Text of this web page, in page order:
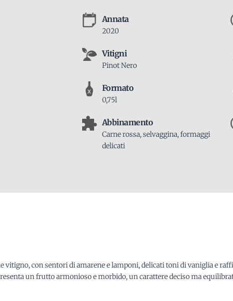
Annata
2020
Vitigni
Pinot Nero
Formato
0,75l
Abbinamento
Carne rossa, selvaggina, formaggi
delicati
vitigno, con sentori di amarene e lamponi, delicati toni di vaniglia e
un frutto armonioso e morbido, un carattere deciso ma